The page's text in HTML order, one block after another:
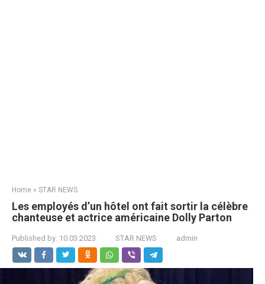
Home » STAR NEWS
Les employés d’un hôtel ont fait sortir la célèbre
chanteuse et actrice américaine Dolly Parton
Published by: 10.03.2023 STAR NEWS admin